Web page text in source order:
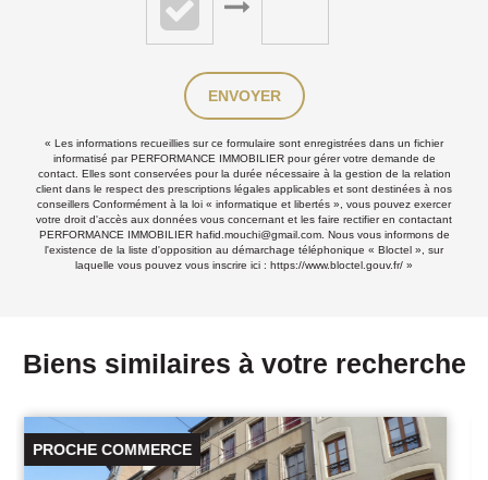
ENVOYER
« Les informations recueillies sur ce formulaire sont enregistrées dans un fichier
informatisé par PERFORMANCE IMMOBILIER pour gérer votre demande de
contact. Elles sont conservées pour la durée nécessaire à la gestion de la relation
client dans le respect des prescriptions légales applicables et sont destinées à nos
conseillers Conformément à la loi « informatique et libertés », vous pouvez exercer
votre droit d'accès aux données vous concernant et les faire rectifier en contactant
PERFORMANCE IMMOBILIER hafid.mouchi@gmail.com. Nous vous informons de
l'existence de la liste d'opposition au démarchage téléphonique « Bloctel », sur
laquelle vous pouvez vous inscrire ici : https://www.bloctel.gouv.fr/ »
Biens similaires à votre recherche
VENDU